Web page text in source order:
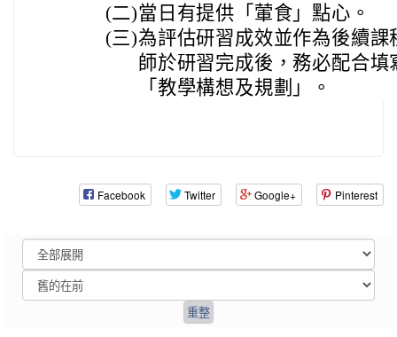
(二)當日有提供「葷食」點心。
(三)為評估研習成效並作為後續
師於研習完成後，務必配合
「教學構想及規劃」。
Facebook Twitter Google+ Pinterest